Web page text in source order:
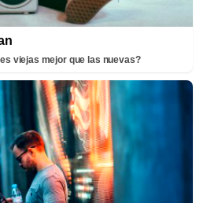
viejas mejor que las nuevas?